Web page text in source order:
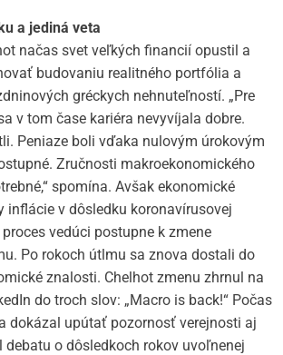
a jediná veta
načas svet veľkých financií opustil a
budovaniu realitného portfólia a
gréckych nehnuteľností. „Pre
v tom čase kariéra nevyvíjala dobre.
Peniaze boli vďaka nulovým úrokovým
Zručnosti makroekonomického
spomína. Avšak ekonomické
inflácie v dôsledku koronavírusovej
vedúci postupne k zmene
Po rokoch útlmu sa znova dostali do
znalosti. Chelhot zmenu zhrnul na
do troch slov: „Macro is back!“ Počas
dokázal upútať pozornosť verejnosti aj
debatu o dôsledkoch rokov uvoľnenej